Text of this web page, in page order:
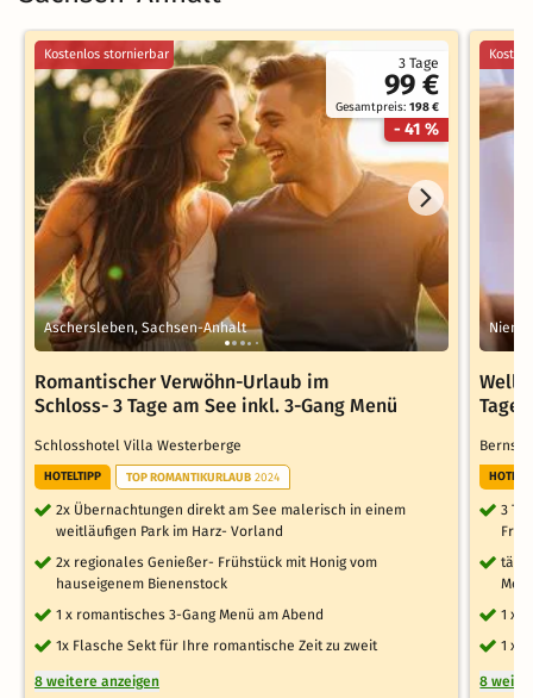
3 Tage
99 €
Gesamtpreis:198 €
- 41 %
Kostenlos stornierbar
Aschersleben, Sachsen-Anhalt
Romantischer Verwöhn-Urlaub im
Schloss- 3 Tage am See inkl. 3-Gang Menü
Schlosshotel Villa Westerberge
HOTELTIPP TOP ROMANTIKURLAUB 2024
2x Übernachtungen direkt am See malerisch in einem
weitläufigen Park im Harz- Vorland
2x regionales Genießer- Frühstück mit Honig vom
hauseigenem Bienenstock
1 x romantisches 3-Gang Menü am Abend
1x Flasche Sekt für Ihre romantische Zeit zu zweit
8 weitere anzeigen
Tage
3
1 x
1 x
8